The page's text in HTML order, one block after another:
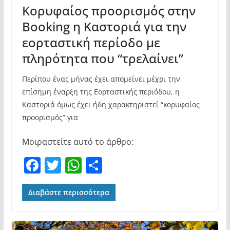
Κορυφαίος προορισμός στην
Booking η Καστοριά για την
εορταστική περίοδο με
πληρότητα που “τρελαίνει”
Περίπου ένας μήνας έχει απομείνει μέχρι την
επίσημη έναρξη της Εορταστικής περιόδου, η
Καστοριά όμως έχει ήδη χαρακτηριστεί “κορυφαίος
προορισμός” για
Μοιραστείτε αυτό το άρθρο:
F
a
c
T
w
itt
W
h
at
Μ
οι
ρ
Διαβάστε περισσότερα